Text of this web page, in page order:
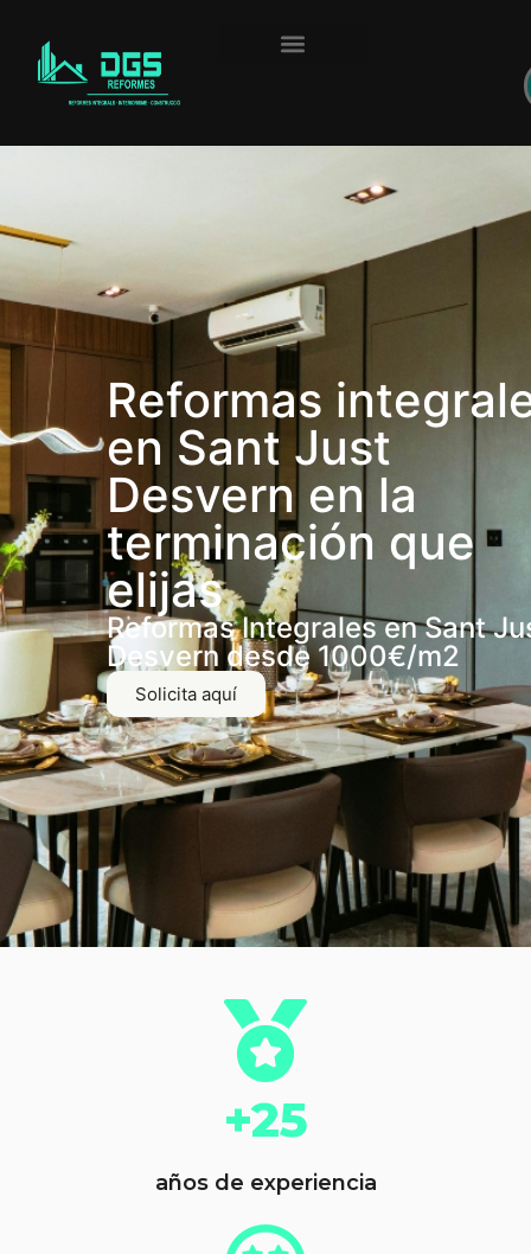
Reformas
en Sant Just
Desvern en la
terminación que
elijas
Reformas Integrales en Sant
Desvern desde 1000€/m2
Solicita aquí
+25
años de experiencia